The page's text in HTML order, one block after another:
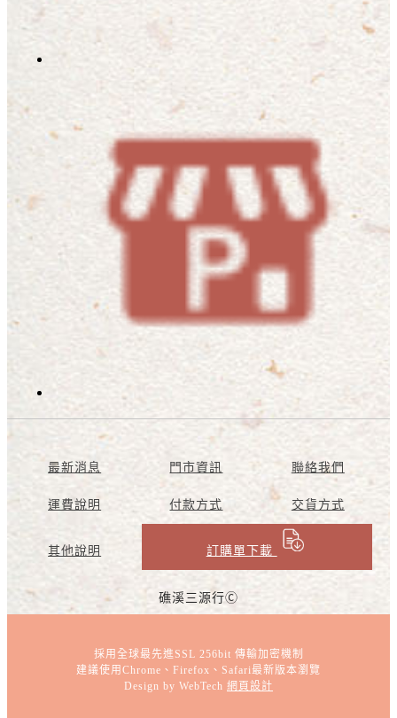
最新消息 門市資訊 聯絡我們
運費說明 付款方式 交貨方式
其他說明 訂購單下載
礁溪三源行Ⓒ
採用全球最先進SSL 256bit 傳輸加密機制
建議使用Chrome、Firefox、Safari最新版本瀏覽
Design by WebTech 網頁設計